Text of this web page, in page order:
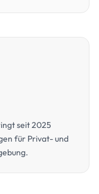
seit 2025
für Privat- und